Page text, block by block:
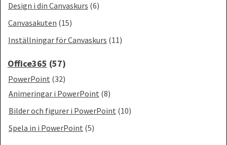
Design i din Canvaskurs (6)
Canvasakuten (15)
Inställningar för Canvaskurs (11)
Office365 (57)
PowerPoint (32)
Animeringar i PowerPoint (8)
Bilder och figurer i PowerPoint (10)
Spela in i PowerPoint (5)